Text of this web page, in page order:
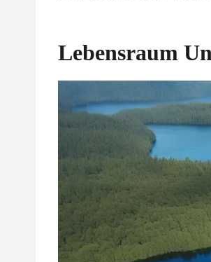
Lebensraum